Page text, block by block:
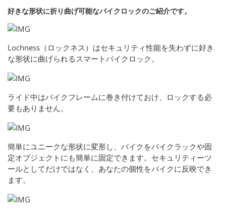
好きな形状に折り曲げ可能なバイクロックのご紹介です。
Lochness（ロックネス）はセキュリティ性能を失わずに好き
な形状に曲げられるスマートバイクロック。
ライド中はバイクフレームに巻き付けておけ、ロックする必
要もありません。
簡単にユニークな形状に変形し、バイクをバイクラックや固
定オブジェクトにも簡単に固定できます。セキュリティーツ
ールとしてだけではなく、あなたの個性をバイクに反映でき
ます。